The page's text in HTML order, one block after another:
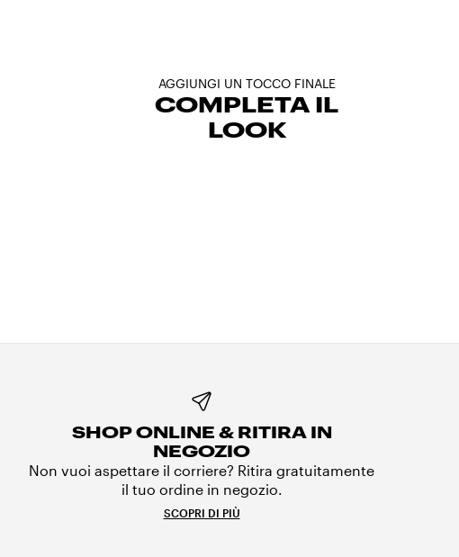
AGGIUNGI UN TOCCO FINALE
COMPLETA IL
LOOK
SHOP ONLINE & RITIRA IN
NEGOZIO
Non vuoi aspettare il corriere? Ritira gratuitamente
il tuo ordine in negozio.
SCOPRI DI PIÙ